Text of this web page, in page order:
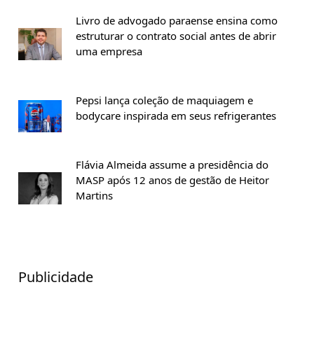
Livro de advogado paraense ensina como
estruturar o contrato social antes de abrir
uma empresa
Pepsi lança coleção de maquiagem e
bodycare inspirada em seus refrigerantes
Flávia Almeida assume a presidência do
MASP após 12 anos de gestão de Heitor
Martins
Publicidade